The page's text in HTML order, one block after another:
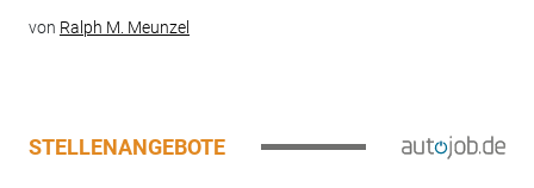
von Ralph M. Meunzel
STELLENANGEBOTE